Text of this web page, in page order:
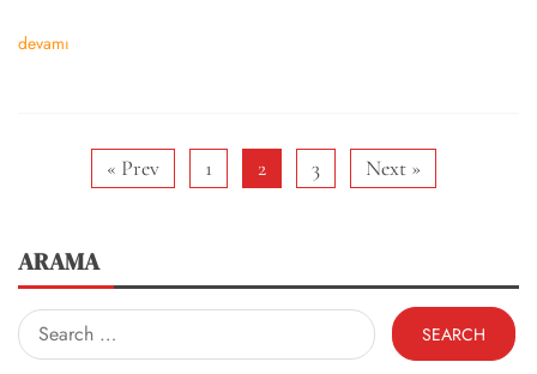
devamı
« Prev 1 2 3 Next »
ARAMA
Search
for: